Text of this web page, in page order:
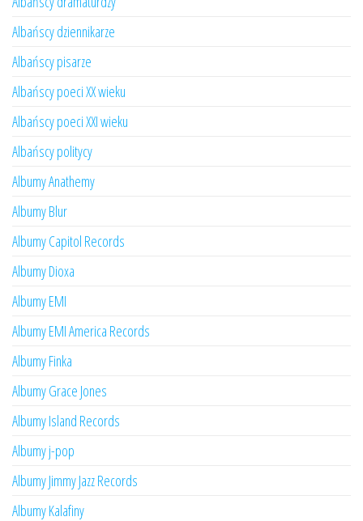
Albańscy dziennikarze
Albańscy pisarze
Albańscy poeci XX wieku
Albańscy poeci XXI wieku
Albańscy politycy
Albumy Anathemy
Albumy Blur
Albumy Capitol Records
Albumy Dioxa
Albumy EMI
Albumy EMI America Records
Albumy Finka
Albumy Grace Jones
Albumy Island Records
Albumy j-pop
Albumy Jimmy Jazz Records
Albumy Kalafiny